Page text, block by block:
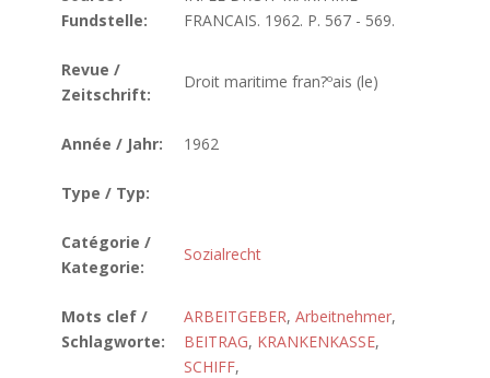
Fundstelle:
FRANCAIS. 1962. P. 567 - 569.
Revue /
Zeitschrift:
Droit maritime fran?ºais (le)
Année / Jahr: 1962
Type / Typ:
Catégorie /
Kategorie:
Sozialrecht
Mots clef /
Schlagworte:
ARBEITGEBER, Arbeitnehmer,
BEITRAG, KRANKENKASSE,
SCHIFF,